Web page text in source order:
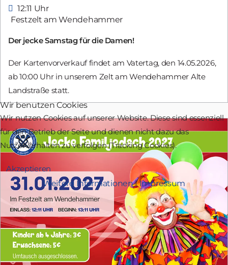
12:11 Uhr
Festzelt am Wendehammer
Der jecke Samstag für die Damen!
Der Kartenvorverkauf findet am Vatertag, den 14.05.2026,
ab 10:00 Uhr in unserem Zelt am Wendehammer Alte
Landstraße statt.
Wir benutzen Cookies
Wir nutzen Cookies auf unserer Website. Diese sind essenziell
für den Betrieb der Seite und dienen nicht dazu das
Nutzerverhalten zu verfolgen (Tracking Cookies).
Akzeptieren
Weitere Informationen|Impressum